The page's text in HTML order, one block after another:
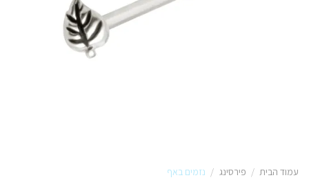
עמוד הבית / פירסינג / נזמים באף